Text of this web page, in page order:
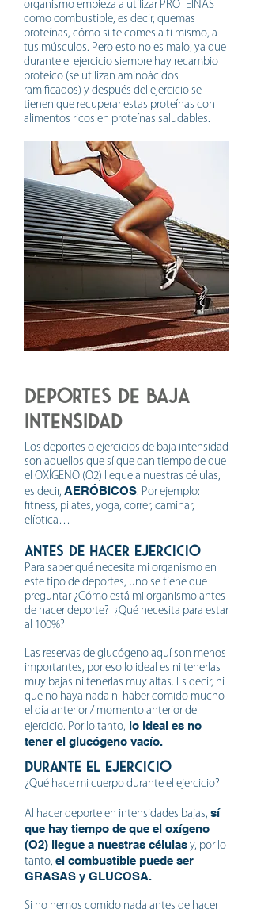
organismo empieza a utilizar PROTEÍNAS
como combustible, es decir, quemas
proteínas, cómo si te comes a ti mismo, a
tus músculos. Pero esto no es malo, ya que
durante el ejercicio siempre hay recambio
proteico (se utilizan aminoácidos
ramificados) y después del ejercicio se
tienen que recuperar estas proteínas con
alimentos ricos en proteínas saludables.
DEPORTEs DE BAJA
INTENSIDAD
Los deportes o ejercicios de baja intensidad
son aquellos que sí que dan tiempo de que
el OXÍGENO (O2) llegue a nuestras células,
es decir, AERÓBICOS. Por ejemplo:
fitness, pilates, yoga, correr, caminar,
elíptica…
ANTES de hacer ejercicio
Para saber qué necesita mi organismo en
este tipo de deportes, uno se tiene que
preguntar ¿Cómo está mi organismo antes
de hacer deporte? ¿Qué necesita para estar
al 100%?
Las reservas de glucógeno aquí son menos
importantes, por eso lo ideal es ni tenerlas
muy bajas ni tenerlas muy altas. Es decir, ni
que no haya nada ni haber comido mucho
el día anterior / momento anterior del
ejercicio. Por lo tanto, lo ideal es no
tener el glucógeno vacío.
DURANTE EL ejercicio
¿Qué hace mi cuerpo durante el ejercicio?
Al hacer deporte en intensidades bajas, sí
que hay tiempo de que el oxígeno
(O2) llegue a nuestras células y, por lo
tanto, el combustible puede ser
GRASAS y GLUCOSA.
Si no hemos comido nada antes de hacer